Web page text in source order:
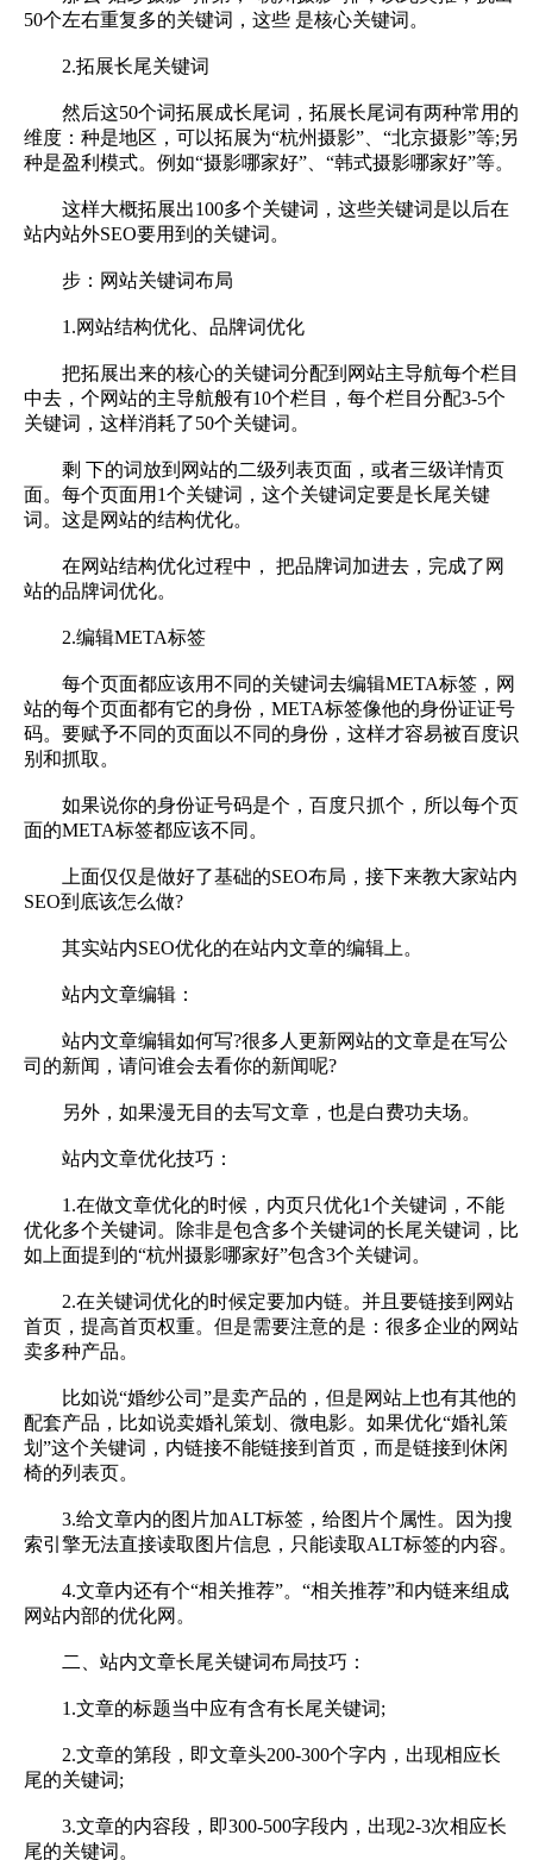
50个左右重复多的关键词，这些 是核心关键词。
2.拓展长尾关键词
然后这50个词拓展成长尾词，拓展长尾词有两种常用的
维度：种是地区，可以拓展为“杭州摄影”、“北京摄影”等;另
种是盈利模式。例如“摄影哪家好”、“韩式摄影哪家好”等。
这样大概拓展出100多个关键词，这些关键词是以后在
站内站外SEO要用到的关键词。
步：网站关键词布局
1.网站结构优化、品牌词优化
把拓展出来的核心的关键词分配到网站主导航每个栏目
中去，个网站的主导航般有10个栏目，每个栏目分配3-5个
关键词，这样消耗了50个关键词。
剩 下的词放到网站的二级列表页面，或者三级详情页
面。每个页面用1个关键词，这个关键词定要是长尾关键
词。这是网站的结构优化。
在网站结构优化过程中， 把品牌词加进去，完成了网
站的品牌词优化。
2.编辑META标签
每个页面都应该用不同的关键词去编辑META标签，网
站的每个页面都有它的身份，META标签像他的身份证证号
码。要赋予不同的页面以不同的身份，这样才容易被百度识
别和抓取。
如果说你的身份证号码是个，百度只抓个，所以每个页
面的META标签都应该不同。
上面仅仅是做好了基础的SEO布局，接下来教大家站内
SEO到底该怎么做?
其实站内SEO优化的在站内文章的编辑上。
站内文章编辑：
站内文章编辑如何写?很多人更新网站的文章是在写公
司的新闻，请问谁会去看你的新闻呢?
另外，如果漫无目的去写文章，也是白费功夫场。
站内文章优化技巧：
1.在做文章优化的时候，内页只优化1个关键词，不能
优化多个关键词。除非是包含多个关键词的长尾关键词，比
如上面提到的“杭州摄影哪家好”包含3个关键词。
2.在关键词优化的时候定要加内链。并且要链接到网站
首页，提高首页权重。但是需要注意的是：很多企业的网站
卖多种产品。
比如说“婚纱公司”是卖产品的，但是网站上也有其他的
配套产品，比如说卖婚礼策划、微电影。如果优化“婚礼策
划”这个关键词，内链接不能链接到首页，而是链接到休闲
椅的列表页。
3.给文章内的图片加ALT标签，给图片个属性。因为搜
索引擎无法直接读取图片信息，只能读取ALT标签的内容。
4.文章内还有个“相关推荐”。“相关推荐”和内链来组成
网站内部的优化网。
二、站内文章长尾关键词布局技巧：
1.文章的标题当中应有含有长尾关键词;
2.文章的第段，即文章头200-300个字内，出现相应长
尾的关键词;
3.文章的内容段，即300-500字段内，出现2-3次相应长
尾的关键词。